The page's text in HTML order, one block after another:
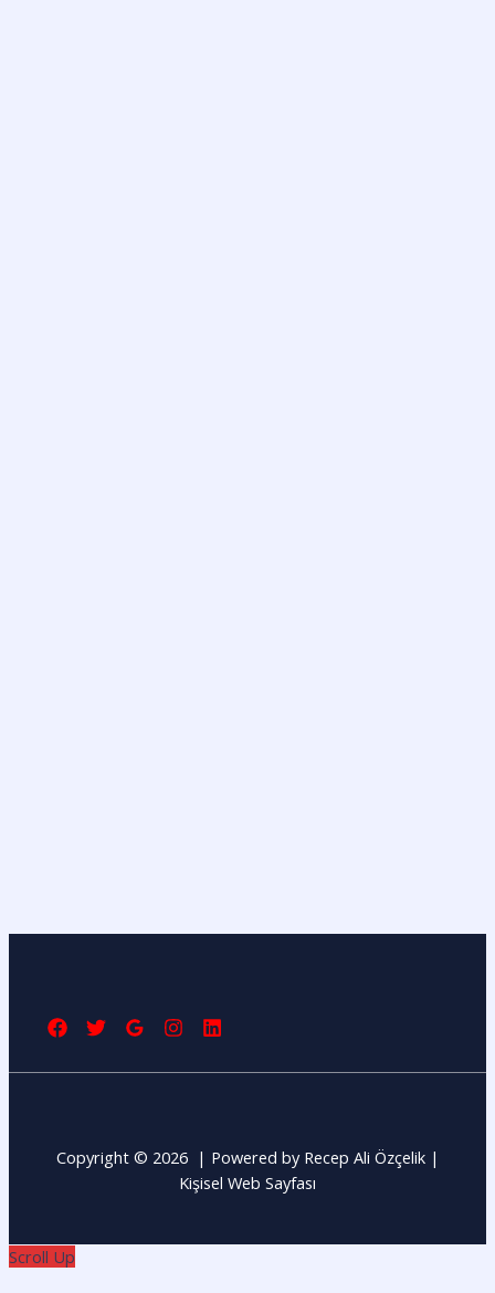
Copyright © 2026 | Powered by Recep Ali Özçelik |
Kişisel Web Sayfası
Scroll Up